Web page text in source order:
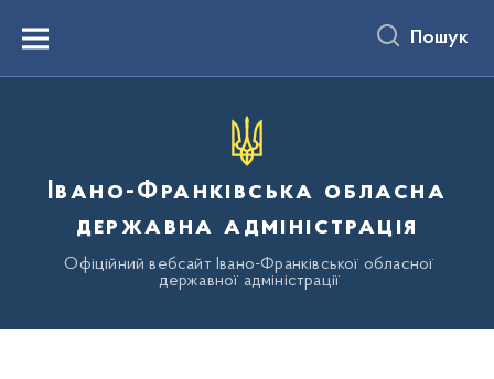
вмістуMenu Пошук
Івано-Франківська обласна
державна адміністрація
Офіційний вебсайт Івано-Франківської обласної
державної адміністрації